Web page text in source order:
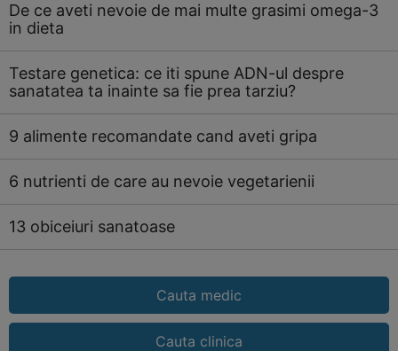
De ce aveti nevoie de mai multe grasimi omega-3
in dieta
Testare genetica: ce iti spune ADN-ul despre
sanatatea ta inainte sa fie prea tarziu?
9 alimente recomandate cand aveti gripa
6 nutrienti de care au nevoie vegetarienii
13 obiceiuri sanatoase
Cauta medic
Cauta clinica